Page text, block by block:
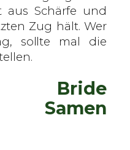
aus Schärfe und
Zug hält. Wer
sollte mal die
Bride
Samen